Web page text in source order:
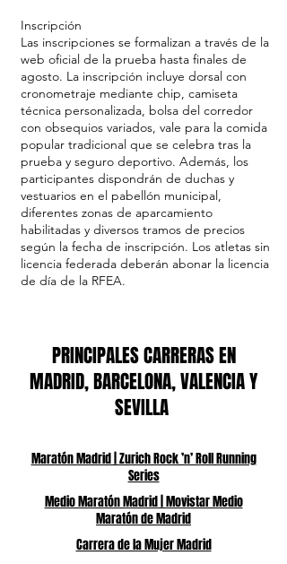
Inscripción
Las inscripciones se formalizan a través de la
web oficial de la prueba hasta finales de
agosto. La inscripción incluye dorsal con
cronometraje mediante chip, camiseta
técnica personalizada, bolsa del corredor
con obsequios variados, vale para la comida
popular tradicional que se celebra tras la
prueba y seguro deportivo. Además, los
participantes dispondrán de duchas y
vestuarios en el pabellón municipal,
diferentes zonas de aparcamiento
habilitadas y diversos tramos de precios
según la fecha de inscripción. Los atletas sin
licencia federada deberán abonar la licencia
de día de la RFEA.
PRINCIPALES CARRERAS EN
MADRID, BARCELONA, VALENCIA Y
SEVILLA
Maratón Madrid | Zurich Rock ’n’ Roll Running
Series
Medio Maratón Madrid | Movistar Medio
Maratón de Madrid
Carrera de la Mujer Madrid